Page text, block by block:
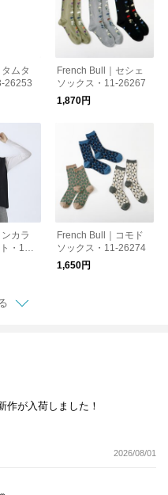
ムタ
26253
French Bull｜セシェ
ソックス・11-26267
1,870円
カラ
・19-2
French Bull｜コモド
ソックス・11-26274
1,650円
作が入荷しました！
2026/08/01